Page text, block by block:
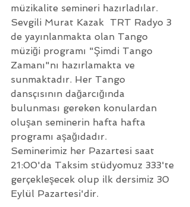
müzikalite semineri hazırladılar.
Sevgili Murat Kazak  TRT Radyo 3
de yayınlanmakta olan Tango
müziği programı "Şimdi Tango
Zamanı"nı hazırlamakta ve
sunmaktadır. Her Tango
dansçısının dağarcığında
bulunması gereken konulardan
oluşan seminerin hafta hafta
programı aşağıdadır.
Seminerimiz her Pazartesi saat
21:00'da Taksim stüdyomuz 333'te
gerçekleşecek olup ilk dersimiz 30
Eylül Pazartesi'dir.